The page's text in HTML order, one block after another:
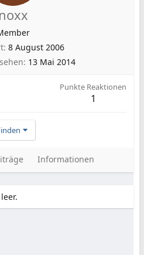
noxx
8 August 2006
13 Mai 2014
Punkte Reaktionen
1
Informationen